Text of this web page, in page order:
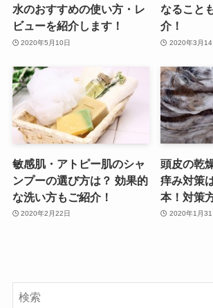
水のおすすめの使い方・レ
ビューを紹介します！
2020年5月10日
なること
介！
2020年3月14
敏感肌・アトピー肌のシャ
ンプーの選び方は？ 効果的
な洗い方もご紹介！
2020年2月22日
頭皮の乾
痒み対策
本！対策
2020年1月31